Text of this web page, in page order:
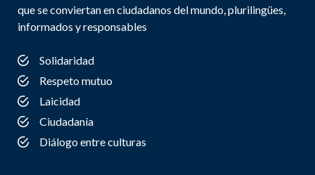
que se conviertan en ciudadanos del mundo, plurilingües,
informados y responsables
Solidaridad
Respeto mutuo
Laicidad
Ciudadanía
Diálogo entre culturas